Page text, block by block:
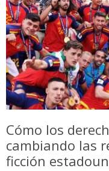
Cómo los
cambiando las
ficción